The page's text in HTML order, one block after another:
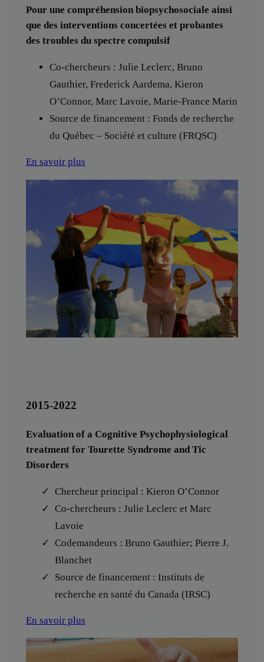
Pour une compréhension biopsychosociale ainsi
que des interventions concertées et probantes
des troubles du spectre compulsif
Co-chercheurs : Julie Leclerc, Bruno
Gauthier, Frederick Aardema, Kieron
O’Connor, Marc Lavoie, Marie-France Marin
Source de financement : Fonds de recherche
du Québec – Société et culture (FRQSC)
En savoir plus
2015-2022
Evaluation of a Cognitive Psychophysiological
treatment for Tourette Syndrome and Tic
Disorders
Chercheur principal : Kieron O’Connor
Co-chercheurs : Julie Leclerc et Marc
Lavoie
Codemandeurs : Bruno Gauthier; Pierre J.
Blanchet
Source de financement : Instituts de
recherche en santé du Canada (IRSC)
En savoir plus